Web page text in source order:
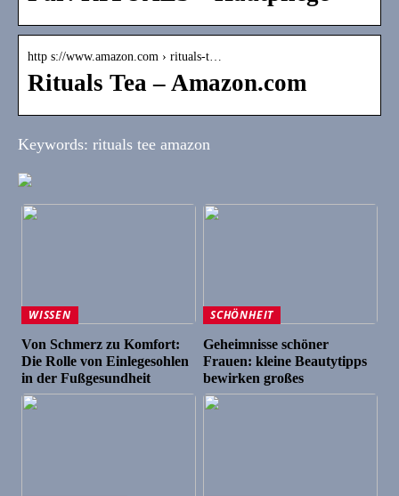
http s://www.amazon.com › rituals-t…
Rituals Tea – Amazon.com
Keywords: rituals tee amazon
WISSEN
Von Schmerz zu Komfort:
Die Rolle von Einlegesohlen
in der Fußgesundheit
SCHÖNHEIT
Geheimnisse schöner
Frauen: kleine Beautytipps
bewirken großes